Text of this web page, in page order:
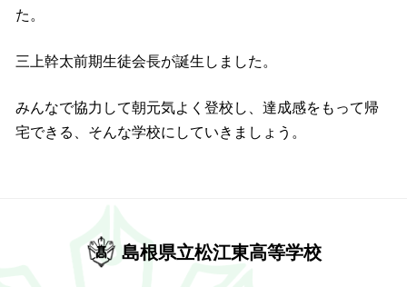
た。
三上幹太前期生徒会長が誕生しました。
みんなで協力して朝元気よく登校し、達成感をもって帰
宅できる、そんな学校にしていきましょう。
島根県立松江東高等学校